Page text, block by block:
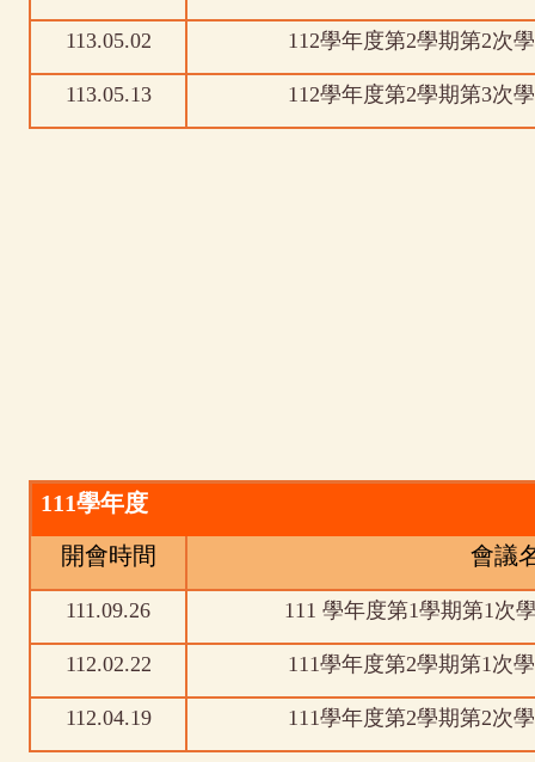
113.05.02 112學年度第2學期第2次
113.05.13 112學年度第2學期第3次
111學年度
開會時間
會議
111.09.26 111 學年度第1學期第1次
112.02.22 111學年度第2學期第1次
112.04.19 111學年度第2學期第2次